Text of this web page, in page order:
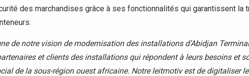
des marchandises grâce à ses fonctionnalités qui garantissent la
de notre vision de modernisation des installations d’Abidjan
et clients des installations qui répondent à leurs besoins et
de la sous-région ouest africaine. Notre leitmotiv est de digitaliser